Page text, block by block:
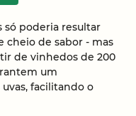
só poderia resultar
cheio de sabor - mas
de vinhedos de 200
um
facilitando o